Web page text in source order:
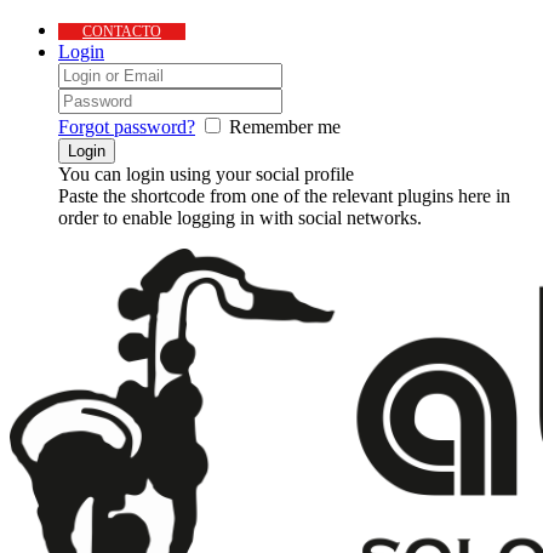
CONTACTO
Login
Forgot password? Remember me
You can login using your social profile
Paste the shortcode from one of the relevant plugins here in
order to enable logging in with social networks.